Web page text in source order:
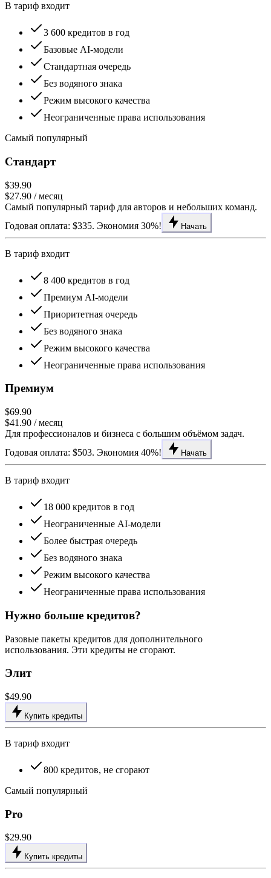
В тариф входит
3 600 кредитов в год
Базовые AI-модели
Стандартная очередь
Без водяного знака
Режим высокого качества
Неограниченные права использования
Самый популярный
Стандарт
$39.90
$27.90 / месяц
Самый популярный тариф для авторов и небольших команд.
Годовая оплата: $335. Экономия 30%!
Начать
В тариф входит
8 400 кредитов в год
Премиум AI-модели
Приоритетная очередь
Без водяного знака
Режим высокого качества
Неограниченные права использования
Премиум
$69.90
$41.90 / месяц
Для профессионалов и бизнеса с большим объёмом задач.
Годовая оплата: $503. Экономия 40%!
Начать
В тариф входит
18 000 кредитов в год
Неограниченные AI-модели
Более быстрая очередь
Без водяного знака
Режим высокого качества
Неограниченные права использования
Нужно больше кредитов?
Разовые пакеты кредитов для дополнительного
использования. Эти кредиты не сгорают.
Элит
$49.90
Купить кредиты
В тариф входит
800 кредитов, не сгорают
Самый популярный
Pro
$29.90
Купить кредиты